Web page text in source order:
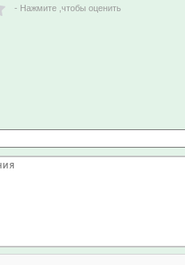
- Нажмите ,чтобы оценить